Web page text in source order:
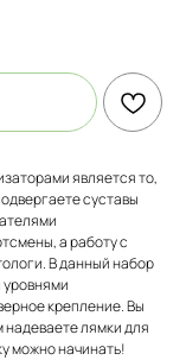
является то,
суставы
а работу с
В данный набор
уровнями
крепление. Вы
лямки для
можно начинать!